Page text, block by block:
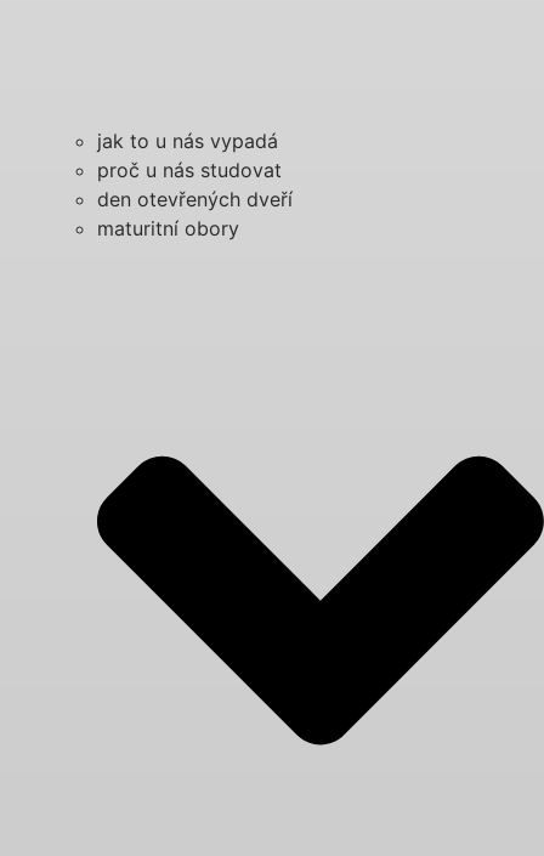
jak to u nás vypadá
proč u nás studovat
den otevřených dveří
maturitní obory